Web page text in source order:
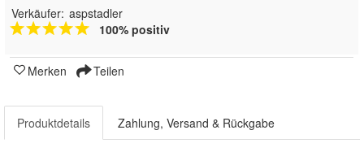
Verkäufer: aspstadler
100% positiv
Merken Teilen
Produktdetails Zahlung, Versand & Rückgabe